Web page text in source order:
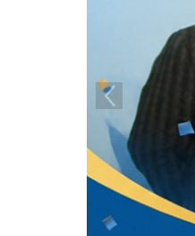
Grupo Promotor
Eventos
Seminarios 2026
Junio: 23
Abril: 21